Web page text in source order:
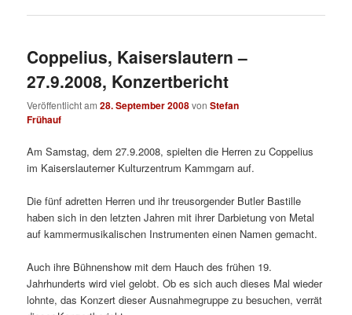
Coppelius, Kaiserslautern –
27.9.2008, Konzertbericht
Veröffentlicht am28. September 2008vonStefan
Frühauf
Am Samstag, dem 27.9.2008, spielten die Herren zu Coppelius
im Kaiserslauterner Kulturzentrum Kammgarn auf.
Die fünf adretten Herren und ihr treusorgender Butler Bastille
haben sich in den letzten Jahren mit ihrer Darbietung von Metal
auf kammermusikalischen Instrumenten einen Namen gemacht.
Auch ihre Bühnenshow mit dem Hauch des frühen 19.
Jahrhunderts wird viel gelobt. Ob es sich auch dieses Mal wieder
lohnte, das Konzert dieser Ausnahmegruppe zu besuchen, verrät